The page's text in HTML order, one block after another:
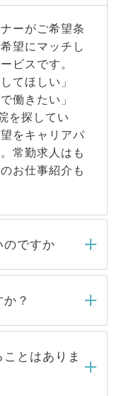
ーがご希望条
望にマッチし
ビスです。
てほしい」
働きたい」
を探してい
をキャリアパ
常勤求人はも
お仕事紹介も
のですか
社担当者がご
ールもしくは
はご連絡をせて
お待ちくださ
？
っている求人の
らご覧いただ
非公開求人は
は公開してい
とはありま